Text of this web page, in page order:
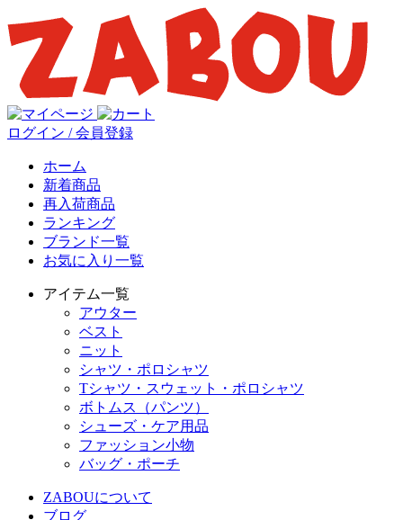
ログイン / 会員登録
ホーム
新着商品
再入荷商品
ランキング
ブランド一覧
お気に入り一覧
アイテム一覧
アウター
ベスト
ニット
シャツ・ポロシャツ
Tシャツ・スウェット・ポロシャツ
ボトムス（パンツ）
シューズ・ケア用品
ファッション小物
バッグ・ポーチ
ZABOUについて
ブログ